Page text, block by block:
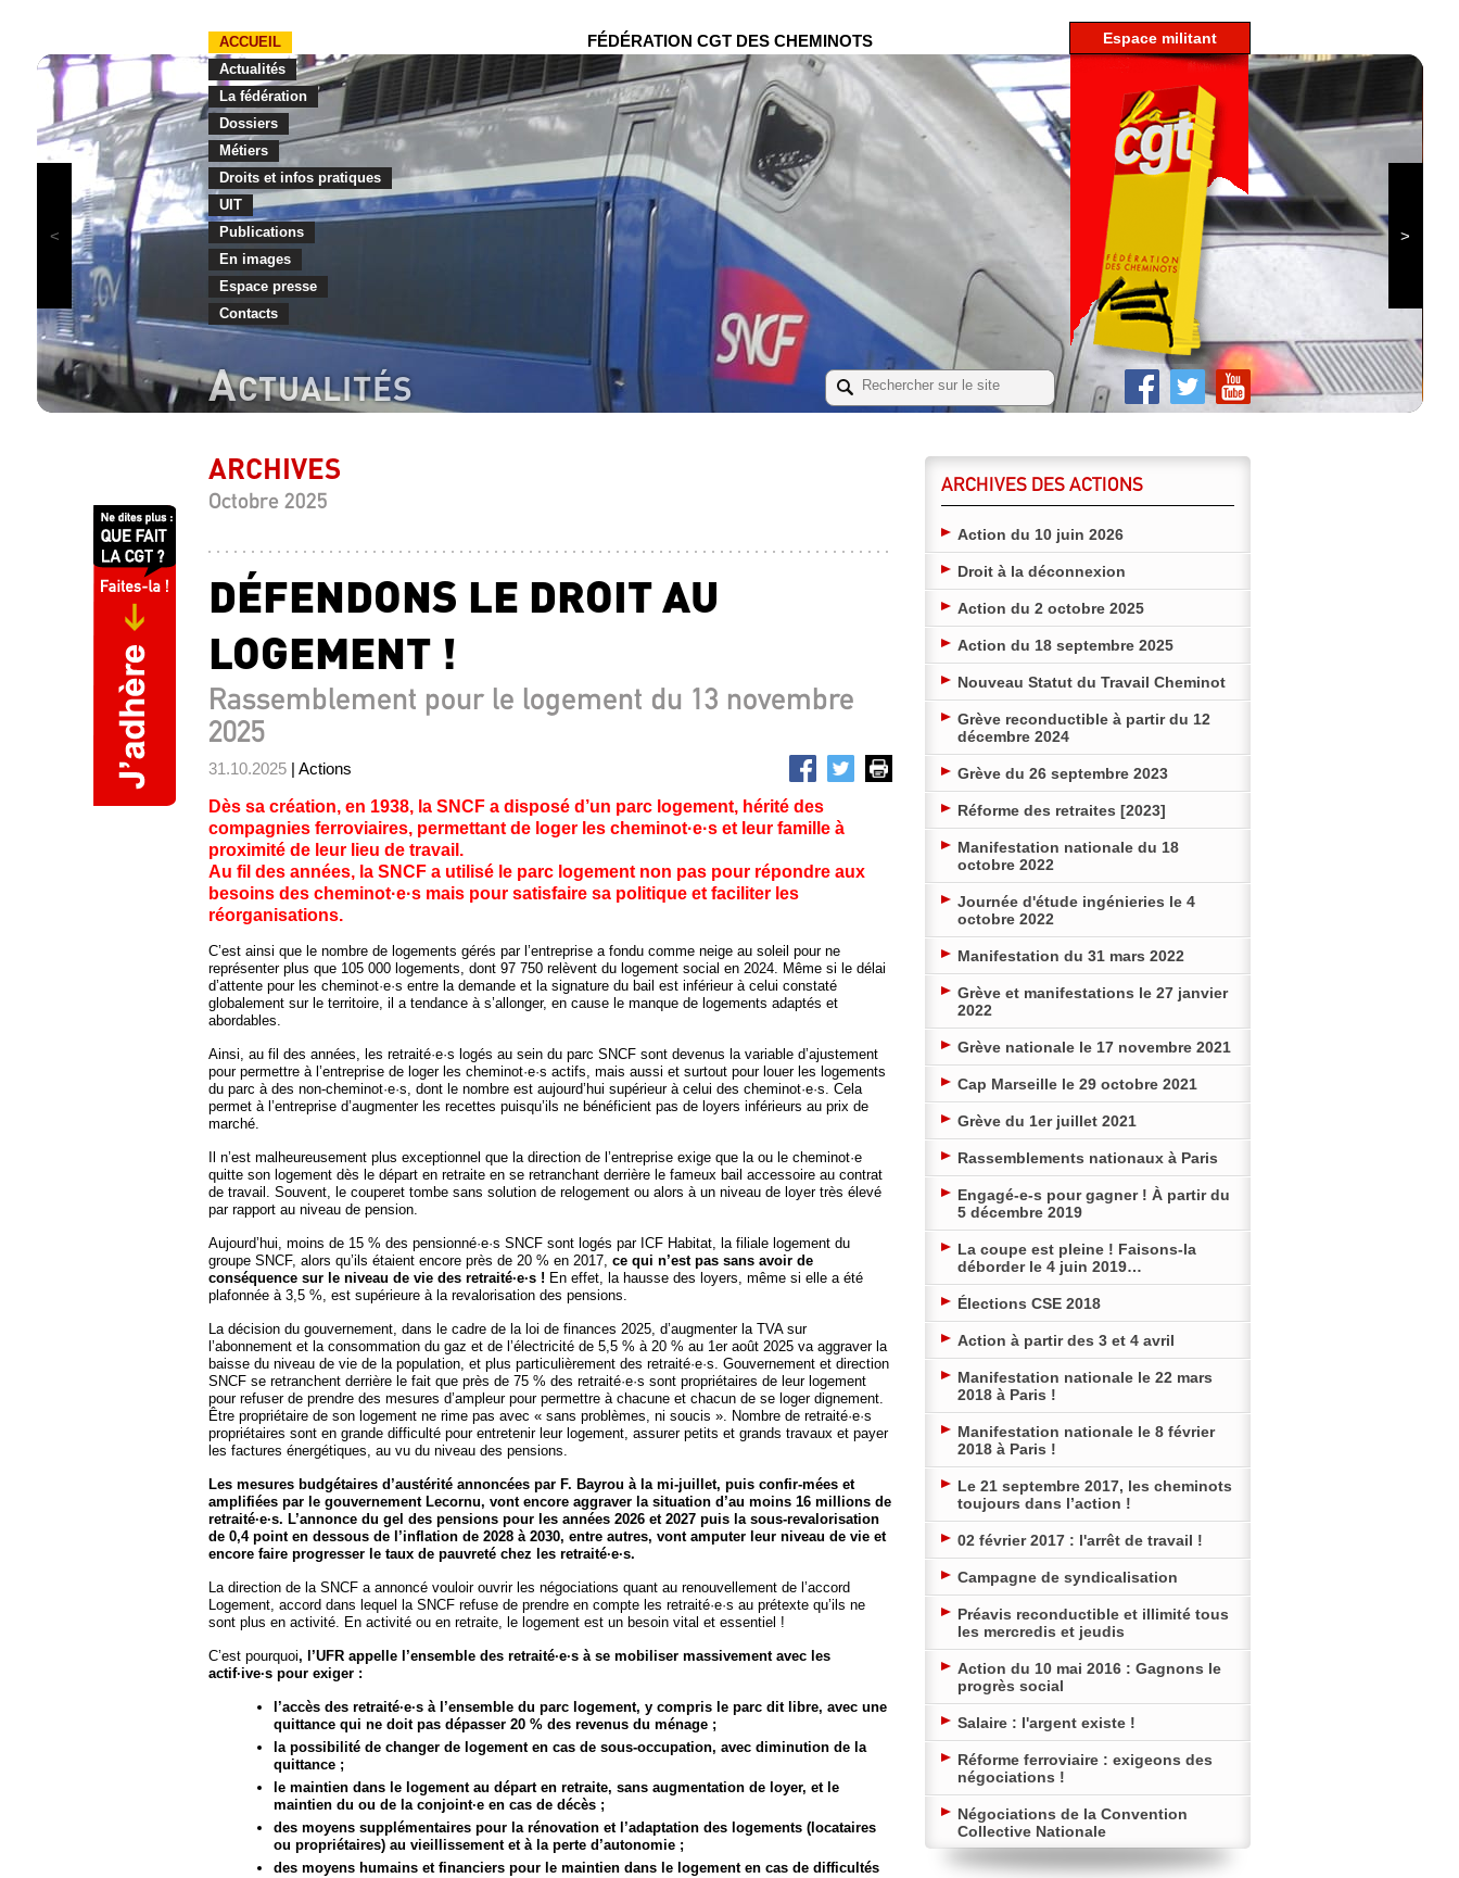
FÉDÉRATION CGT DES CHEMINOTS
ACCUEIL
Actualités
La fédération
Dossiers
Métiers
Droits et infos pratiques
UIT
Publications
En images
Espace presse
Contacts
espace militant
ACTUALITÉS
ARCHIVES
Octobre 2025
DÉFENDONS LE DROIT AU
LOGEMENT !
Rassemblement pour le logement du 13 novembre
2025
31.10.2025 | Actions
Dès sa création, en 1938, la SNCF a disposé d’un parc logement, hérité des
compagnies ferroviaires, permettant de loger les cheminot·e·s et leur famille à
proximité de leur lieu de travail.
Au fil des années, la SNCF a utilisé le parc logement non pas pour répondre aux
besoins des cheminot·e·s mais pour satisfaire sa politique et faciliter les
réorganisations.
C’est ainsi que le nombre de logements gérés par l’entreprise a fondu comme neige au soleil pour ne
représenter plus que 105 000 logements, dont 97 750 relèvent du logement social en 2024. Même si le délai
d’attente pour les cheminot·e·s entre la demande et la signature du bail est inférieur à celui constaté
globalement sur le territoire, il a tendance à s’allonger, en cause le manque de logements adaptés et
abordables.
Ainsi, au fil des années, les retraité·e·s logés au sein du parc SNCF sont devenus la variable d’ajustement
pour permettre à l’entreprise de loger les cheminot·e·s actifs, mais aussi et surtout pour louer les logements
du parc à des non-cheminot·e·s, dont le nombre est aujourd’hui supérieur à celui des cheminot·e·s. Cela
permet à l’entreprise d’augmenter les recettes puisqu’ils ne bénéficient pas de loyers inférieurs au prix de
marché.
Il n’est malheureusement plus exceptionnel que la direction de l’entreprise exige que la ou le cheminot·e
quitte son logement dès le départ en retraite en se retranchant derrière le fameux bail accessoire au contrat
de travail. Souvent, le couperet tombe sans solution de relogement ou alors à un niveau de loyer très élevé
par rapport au niveau de pension.
Aujourd’hui, moins de 15 % des pensionné·e·s SNCF sont logés par ICF Habitat, la filiale logement du
groupe SNCF, alors qu’ils étaient encore près de 20 % en 2017, ce qui n’est pas sans avoir de
conséquence sur le niveau de vie des retraité·e·s ! En effet, la hausse des loyers, même si elle a été
plafonnée à 3,5 %, est supérieure à la revalorisation des pensions.
La décision du gouvernement, dans le cadre de la loi de finances 2025, d’augmenter la TVA sur
l’abonnement et la consommation du gaz et de l’électricité de 5,5 % à 20 % au 1er août 2025 va aggraver la
baisse du niveau de vie de la population, et plus particulièrement des retraité·e·s. Gouvernement et direction
SNCF se retranchent derrière le fait que près de 75 % des retraité·e·s sont propriétaires de leur logement
pour refuser de prendre des mesures d’ampleur pour permettre à chacune et chacun de se loger dignement.
Être propriétaire de son logement ne rime pas avec « sans problèmes, ni soucis ». Nombre de retraité·e·s
propriétaires sont en grande difficulté pour entretenir leur logement, assurer petits et grands travaux et payer
les factures énergétiques, au vu du niveau des pensions.
Les mesures budgétaires d’austérité annoncées par F. Bayrou à la mi-juillet, puis confir-mées et
amplifiées par le gouvernement Lecornu, vont encore aggraver la situation d’au moins 16 millions de
retraité·e·s. L’annonce du gel des pensions pour les années 2026 et 2027 puis la sous-revalorisation
de 0,4 point en dessous de l’inflation de 2028 à 2030, entre autres, vont amputer leur niveau de vie et
encore faire progresser le taux de pauvreté chez les retraité·e·s.
La direction de la SNCF a annoncé vouloir ouvrir les négociations quant au renouvellement de l’accord
Logement, accord dans lequel la SNCF refuse de prendre en compte les retraité·e·s au prétexte qu’ils ne
sont plus en activité. En activité ou en retraite, le logement est un besoin vital et essentiel !
C’est pourquoi, l’UFR appelle l’ensemble des retraité·e·s à se mobiliser massivement avec les
actif·ive·s pour exiger :
l’accès des retraité·e·s à l’ensemble du parc logement, y compris le parc dit libre, avec une
quittance qui ne doit pas dépasser 20 % des revenus du ménage ;
la possibilité de changer de logement en cas de sous-occupation, avec diminution de la
quittance ;
le maintien dans le logement au départ en retraite, sans augmentation de loyer, et le
maintien du ou de la conjoint·e en cas de décès ;
des moyens supplémentaires pour la rénovation et l’adaptation des logements (locataires
ou propriétaires) au vieillissement et à la perte d’autonomie ;
des moyens humains et financiers pour le maintien dans le logement en cas de difficultés
ARCHIVES DES ACTIONS
Action du 10 juin 2026
Droit à la déconnexion
Action du 2 octobre 2025
Action du 18 septembre 2025
Nouveau Statut du Travail Cheminot
Grève reconductible à partir du 12
décembre 2024
Grève du 26 septembre 2023
Réforme des retraites [2023]
Manifestation nationale du 18
octobre 2022
Journée d'étude ingénieries le 4
octobre 2022
Manifestation du 31 mars 2022
Grève et manifestations le 27 janvier
2022
Grève nationale le 17 novembre 2021
Cap Marseille le 29 octobre 2021
Grève du 1er juillet 2021
Rassemblements nationaux à Paris
Engagé-e-s pour gagner ! À partir du
5 décembre 2019
La coupe est pleine ! Faisons-la
déborder le 4 juin 2019…
Élections CSE 2018
Action à partir des 3 et 4 avril
Manifestation nationale le 22 mars
2018 à Paris !
Manifestation nationale le 8 février
2018 à Paris !
Le 21 septembre 2017, les cheminots
toujours dans l’action !
02 février 2017 : l'arrêt de travail !
Campagne de syndicalisation
Préavis reconductible et illimité tous
les mercredis et jeudis
Action du 10 mai 2016 : Gagnons le
progrès social
Salaire : l'argent existe !
Réforme ferroviaire : exigeons des
négociations !
Négociations de la Convention
Collective Nationale